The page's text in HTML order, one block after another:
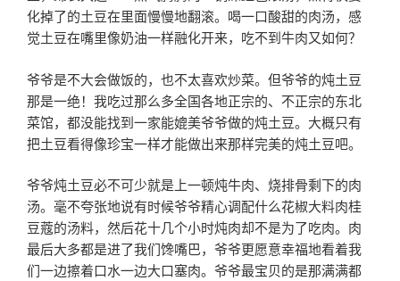
化掉了的土豆在里面慢慢地翻滚。喝一口酸甜的肉汤，感
觉土豆在嘴里像奶油一样融化开来，吃不到牛肉又如何？
爷爷是不大会做饭的，也不太喜欢炒菜。但爷爷的炖土豆
那是一绝！我吃过那么多全国各地正宗的、不正宗的东北
菜馆，都没能找到一家能媲美爷爷做的炖土豆。大概只有
把土豆看得像珍宝一样才能做出来那样完美的炖土豆吧。
爷爷炖土豆必不可少就是上一顿炖牛肉、烧排骨剩下的肉
汤。毫不夸张地说有时候爷爷精心调配什么花椒大料肉桂
豆蔻的汤料，然后花十几个小时炖肉却不是为了吃肉。肉
最后大多都是进了我们馋嘴巴，爷爷更愿意幸福地看着我
们一边擦着口水一边大口塞肉。爷爷最宝贝的是那满满都